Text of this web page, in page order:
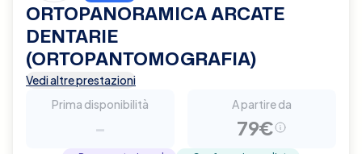
ORTOPANORAMICA ARCATE
DENTARIE
(ORTOPANTOMOGRAFIA)
Vedi altre prestazioni
Prima disponibilità
-
A partire da
79€